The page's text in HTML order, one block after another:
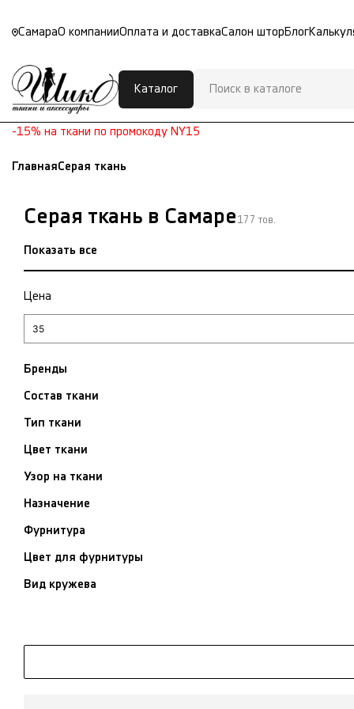
СамараО компанииОплата и доставкаСалон штор Блог
Каталог
-15% на ткани по промокоду NY15
ГлавнаяСерая ткань
Серая ткань в Самаре 177 тов.
Показать все
Цена
Бренды
Состав ткани
Тип ткани
Цвет ткани
Узор на ткани
Назначение
Фурнитура
Цвет для фурнитуры
Вид кружева